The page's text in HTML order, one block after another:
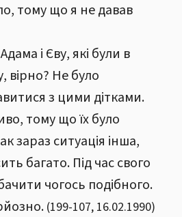
тому що я не давав
і Єву, які були в
вірно? Не було
з цими дітками.
тому що їх було
зараз ситуація інша,
багато. Під час свого
чогось подібного.
(199-107, 16.02.1990)